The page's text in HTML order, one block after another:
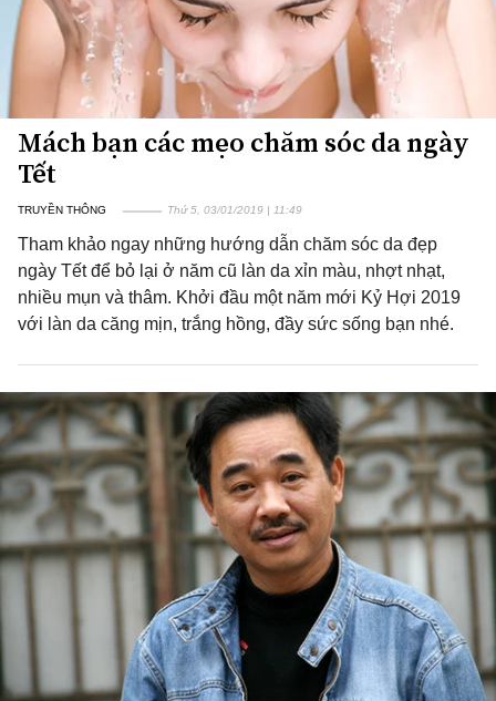
Mách bạn các mẹo chăm sóc da ngày
Tết
TRUYỀN THÔNG Thứ 5, 03/01/2019 | 11:49
Tham khảo ngay những hướng dẫn chăm sóc da đẹp
ngày Tết để bỏ lại ở năm cũ làn da xỉn màu, nhợt nhạt,
nhiều mụn và thâm. Khởi đầu một năm mới Kỷ Hợi 2019
với làn da căng mịn, trắng hồng, đầy sức sống bạn nhé.